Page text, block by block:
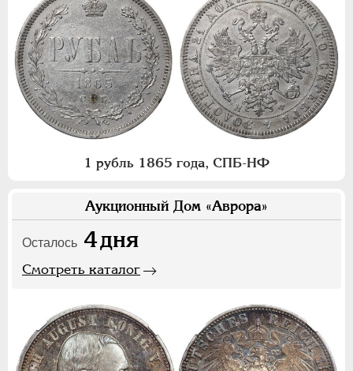
1 рубль 1865 года, СПБ-НФ
Аукционный Дом «Аврора»
Осталось 4дня
Смотреть каталог